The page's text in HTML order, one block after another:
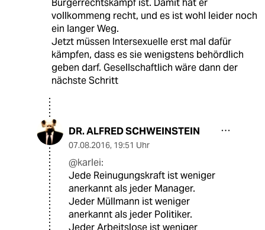
Bürgerrechtskampf ist. Damit hat er
vollkommeng recht, und es ist wohl leider noch
ein langer Weg.
Jetzt müssen Intersexuelle erst mal dafür
kämpfen, dass es sie wenigstens behördlich
geben darf. Gesellschaftlich wäre dann der
nächste Schritt
DR. ALFRED SCHWEINSTEIN
07.08.2016, 19:51 Uhr
@karlei:
Jede Reinugungskraft ist weniger
anerkannt als jeder Manager.
Jeder Müllmann ist weniger
anerkannt als jeder Politiker.